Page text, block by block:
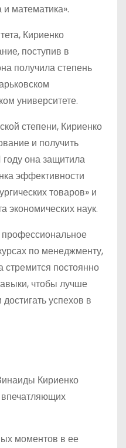
математика».
Кириенко
поступив в
получила степень
университете.
степени, Кириенко
и получить
году она защитила
эффективности
товаров» и
экономических наук.
по менеджменту,
постоянно
чтобы лучше
успехов в
Кириенко
впечатляющих
моментов в ее